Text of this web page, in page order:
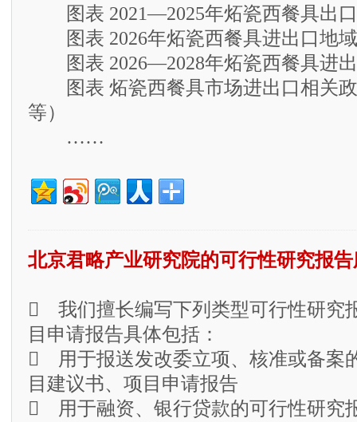
图表 2021—2025年炻瓷西餐具出
图表 2026年炻瓷西餐具进出口地
图表 2026—2028年炻瓷西餐具进出
图表 炻瓷西餐具市场进出口相关政
等）
……
北京君略产业研究院的可行性研究报
 我们擅长编写下列类型可行性研究
目申请报告具体包括：
 用于报送发改委立项、核准或备案
目建议书、项目申请报告
 用于融资、银行贷款的可行性研究